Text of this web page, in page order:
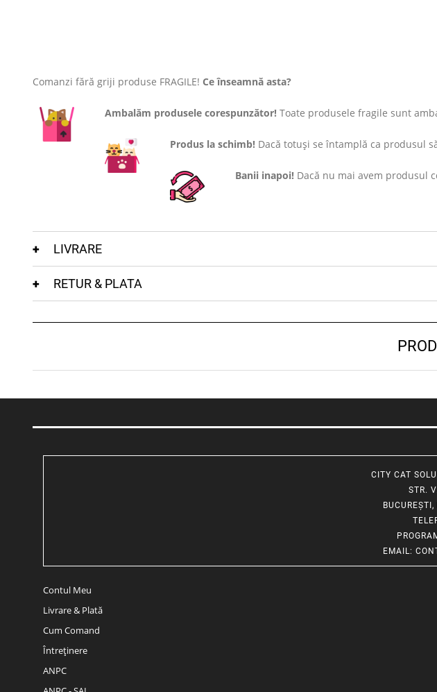
Comanzi fără griji produse FRAGILE! Ce înseamnă asta?
Ambalăm produsele corespunzător! Toate produsele fragile sunt
Produs la schimb! Dacă totuși se întamplă ca produsul
Banii inapoi! Dacă nu mai avem produsul
LIVRARE
RETUR & PLATA
CITY CAT
STR.
EMAIL:
Contul Meu
Livrare & Plată
Cum Comand
Întreținere
ANPC